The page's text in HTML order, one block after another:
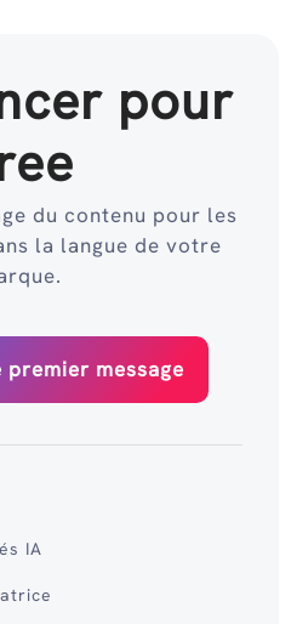
pour
du contenu pour les
la langue de votre
message
IA